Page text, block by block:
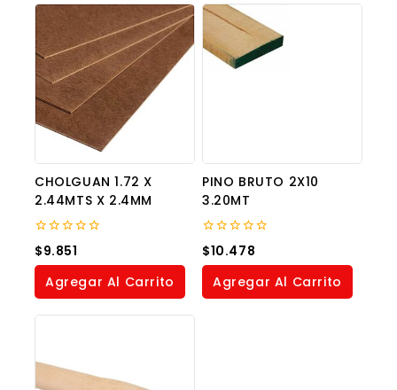
CHOLGUAN 1.72 X
2.44MTS X 2.4MM
0
out
of
$9.851
Agregar Al Carrito
PINO BRUTO 2X10
3.20MT
0
out
of
$10.478
Agregar Al Carrito